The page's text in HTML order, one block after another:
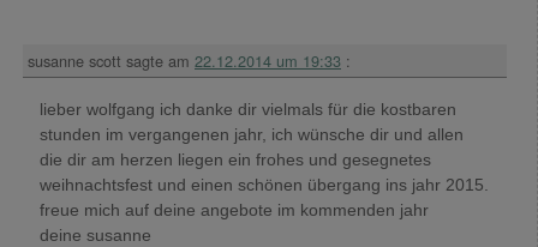
susanne scott sagte am 22.12.2014 um 19:33 :
lieber wolfgang ich danke dir vielmals für die kostbaren
stunden im vergangenen jahr, ich wünsche dir und allen
die dir am herzen liegen ein frohes und gesegnetes
weihnachtsfest und einen schönen übergang ins jahr 2015.
freue mich auf deine angebote im kommenden jahr
deine susanne